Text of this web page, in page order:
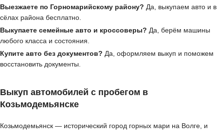
Выезжаете по Горномарийскому району? Да, выкупаем авто и в
сёлах района бесплатно.
Выкупаете семейные авто и кроссоверы? Да, берём машины
любого класса и состояния.
Купите авто без документов? Да, оформляем выкуп и поможем
восстановить документы.
Выкуп автомобилей с пробегом в
Козьмодемьянске
Козьмодемьянск — исторический город горных мари на Волге, и